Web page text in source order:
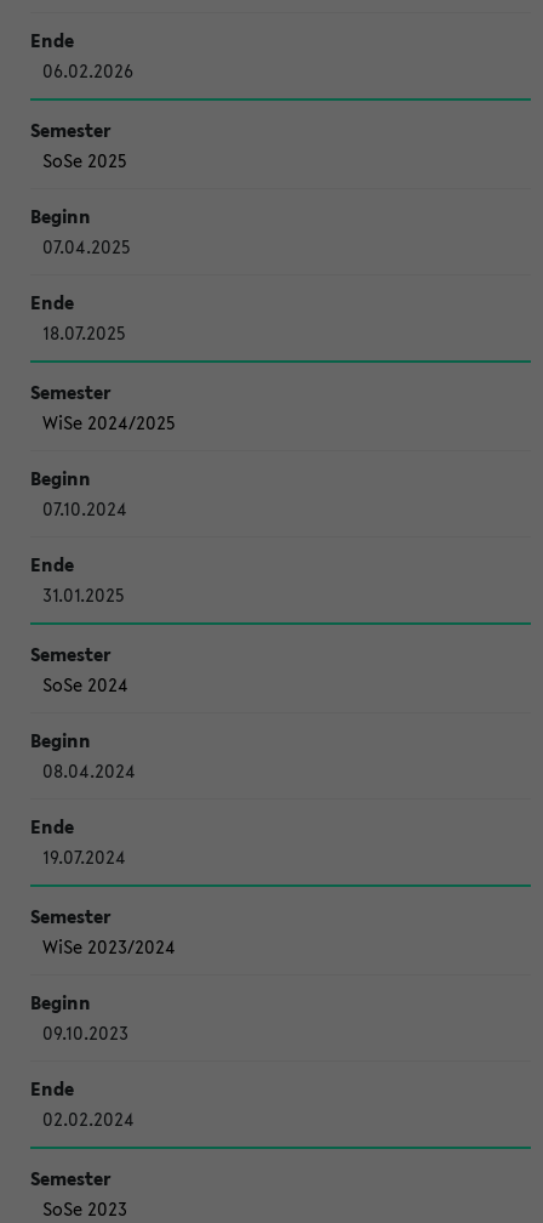
06.02.2026
SoSe 2025
07.04.2025
18.07.2025
WiSe 2024/2025
07.10.2024
31.01.2025
SoSe 2024
08.04.2024
19.07.2024
WiSe 2023/2024
09.10.2023
02.02.2024
SoSe 2023